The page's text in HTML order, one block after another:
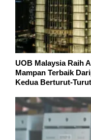
UOB Malaysia Raih
Mampan Terbaik
Kedua Berturut-Turut